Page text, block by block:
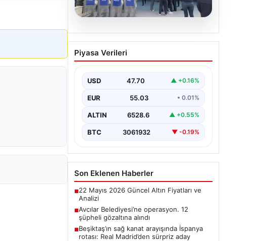
Avcılar Belediyesi’ne
operasyon. 12 şüpheli
Piyasa Verileri
USD 47.70 ▲ +0.16%
EUR 55.03 • 0.01%
ALTIN 6528.6 ▲ +0.55%
BTC 3061932 ▼ -0.19%
Son Eklenen Haberler
■22 Mayıs 2026 Güncel Altın Fiyatları ve
Analizi
■Avcılar Belediyesi’ne operasyon. 12
şüpheli gözaltına alındı
■Beşiktaş’ın sağ kanat arayışında İspanya
rotası: Real Madrid’den sürpriz aday